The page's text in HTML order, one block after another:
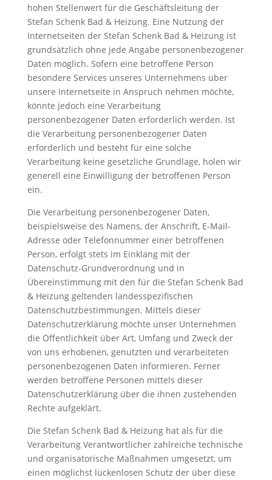
hohen Stellenwert für die Geschäftsleitung der
Stefan Schenk Bad & Heizung. Eine Nutzung der
Internetseiten der Stefan Schenk Bad & Heizung ist
grundsätzlich ohne jede Angabe personenbezogener
Daten möglich. Sofern eine betroffene Person
besondere Services unseres Unternehmens über
unsere Internetseite in Anspruch nehmen möchte,
könnte jedoch eine Verarbeitung
personenbezogener Daten erforderlich werden. Ist
die Verarbeitung personenbezogener Daten
erforderlich und besteht für eine solche
Verarbeitung keine gesetzliche Grundlage, holen wir
generell eine Einwilligung der betroffenen Person
ein.
Die Verarbeitung personenbezogener Daten,
beispielsweise des Namens, der Anschrift, E-Mail-
Adresse oder Telefonnummer einer betroffenen
Person, erfolgt stets im Einklang mit der
Datenschutz-Grundverordnung und in
Übereinstimmung mit den für die Stefan Schenk Bad
& Heizung geltenden landesspezifischen
Datenschutzbestimmungen. Mittels dieser
Datenschutzerklärung möchte unser Unternehmen
die Öffentlichkeit über Art, Umfang und Zweck der
von uns erhobenen, genutzten und verarbeiteten
personenbezogenen Daten informieren. Ferner
werden betroffene Personen mittels dieser
Datenschutzerklärung über die ihnen zustehenden
Rechte aufgeklärt.
Die Stefan Schenk Bad & Heizung hat als für die
Verarbeitung Verantwortlicher zahlreiche technische
und organisatorische Maßnahmen umgesetzt, um
einen möglichst lückenlosen Schutz der über diese